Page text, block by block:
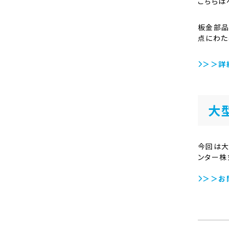
板金部
点にわ
＞＞詳
大
今回は
ンター
＞＞お